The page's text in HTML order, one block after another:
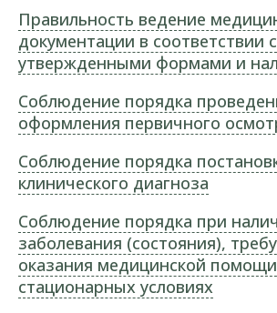
Правильность ведение
документации в соответствии с
утвержденными формами и
Соблюдение порядка
оформления первичного
Соблюдение порядка
клинического диагноза
Соблюдение порядка при
заболевания (состояния),
оказания медицинской
стационарных условиях